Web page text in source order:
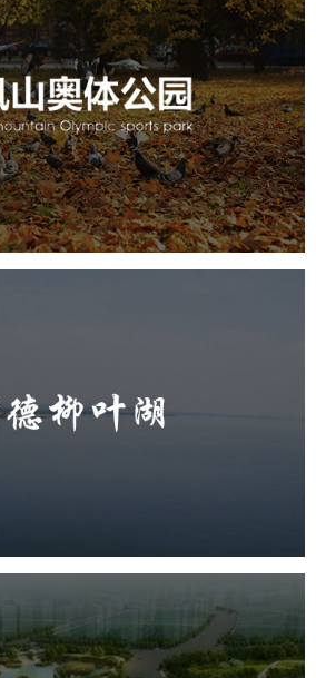
山奥体公园
园 AI人工智能
智慧公园
步道 智能大数据平台
AR太极
智能体测
河六岸党建绿道